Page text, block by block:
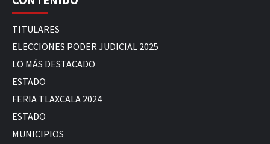
TITULARES
ELECCIONES PODER JUDICIAL 2025
LO MÁS DESTACADO
ESTADO
FERIA TLAXCALA 2024
ESTADO
MUNICIPIOS